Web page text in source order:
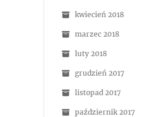
kwiecień 2018
marzec 2018
luty 2018
grudzień 2017
listopad 2017
październik 2017